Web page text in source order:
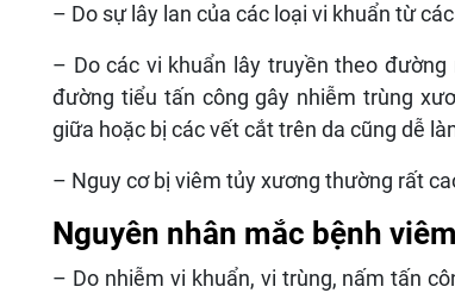
– Do sự lây lan của các loại vi khuẩn từ
– Do các vi khuẩn lây truyền theo
đường tiểu tấn công gây nhiễm trùng
giữa hoặc bị các vết cắt trên da cũng dễ
– Nguy cơ bị viêm tủy xương thường rất
Nguyên nhân mắc bệnh
– Do nhiễm vi khuẩn, vi trùng, nấm tấn